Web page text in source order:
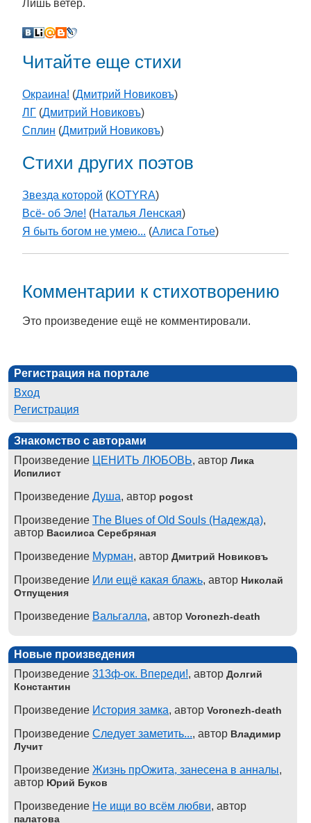
Лишь ветер.
Читайте еще стихи
Окраина! (Дмитрий Новиковъ)
ЛГ (Дмитрий Новиковъ)
Сплин (Дмитрий Новиковъ)
Стихи других поэтов
Звезда которой (KOTYRA)
Всё- об Эле! (Наталья Ленская)
Я быть богом не умею... (Алиса Готье)
Комментарии к стихотворению
Это произведение ещё не комментировали.
Регистрация на портале
Вход
Регистрация
Знакомство с авторами
Произведение ЦЕНИТЬ ЛЮБОВЬ, автор Лика
Испилист
Произведение Душа, автор pogost
Произведение The Blues of Old Souls (Надежда),
автор Василиса Серебряная
Произведение Мурман, автор Дмитрий Новиковъ
Произведение Или ещё какая блажь, автор Николай
Отпущения
Произведение Вальгалла, автор Voronezh-death
Новые произведения
Произведение 313ф-ок. Впереди!, автор Долгий
Константин
Произведение История замка, автор Voronezh-death
Произведение Следует заметить..., автор Владимир
Лучит
Произведение Жизнь прОжита, занесена в анналы,
автор Юрий Буков
Произведение Не ищи во всём любви, автор
палатова